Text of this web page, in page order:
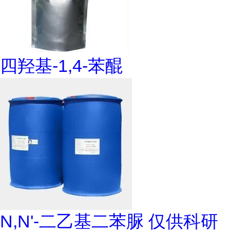
四羟基-1,4-苯醌
N,N'-二乙基二苯脲 仅供科研